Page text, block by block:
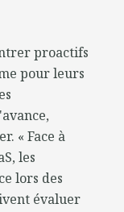
proactifs
pour leurs
« Face à
les
lors des
évaluer